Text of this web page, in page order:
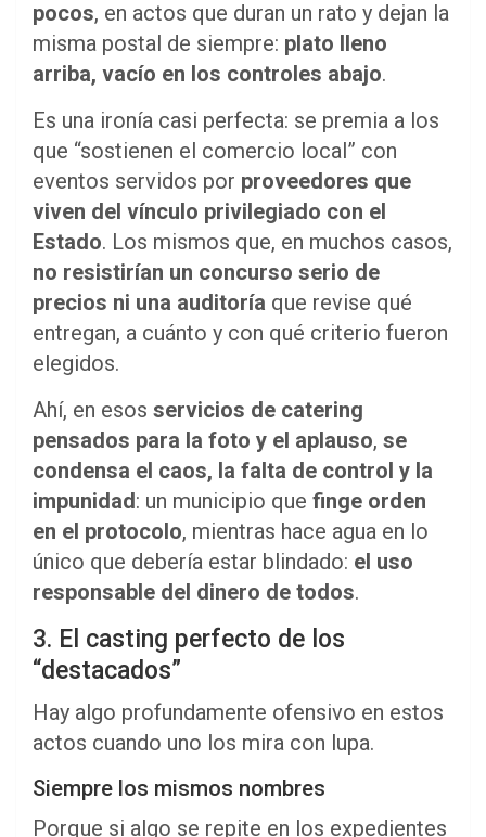
pocos, en actos que duran un rato y dejan la
misma postal de siempre: plato lleno
arriba, vacío en los controles abajo.
Es una ironía casi perfecta: se premia a los
que “sostienen el comercio local” con
eventos servidos por proveedores que
viven del vínculo privilegiado con el
Estado. Los mismos que, en muchos casos,
no resistirían un concurso serio de
precios ni una auditoría que revise qué
entregan, a cuánto y con qué criterio fueron
elegidos.
Ahí, en esos servicios de catering
pensados para la foto y el aplauso, se
condensa el caos, la falta de control y la
impunidad: un municipio que finge orden
en el protocolo, mientras hace agua en lo
único que debería estar blindado: el uso
responsable del dinero de todos.
3. El casting perfecto de los
“destacados”
Hay algo profundamente ofensivo en estos
actos cuando uno los mira con lupa.
Siempre los mismos nombres
Porque si algo se repite en los expedientes